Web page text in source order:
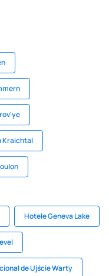
Kraichtal
Hotele Geneva Lake
de Ujście Warty